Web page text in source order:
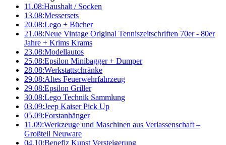
11.08:Haushalt / Socken
13.08:Messersets
20.08:Lego + Bücher
21.08:Neue Vintage Original Tenniszeitschriften 70er - 80er
Jahre + Krims Krams
23.08:Modellautos
25.08:Epsilon Minibagger + Dumper
28.08:Werkstattschränke
29.08:Altes Feuerwehrfahrzeug
29.08:Epsilon Griller
30.08:Lego Technik Sammlung
03.09:Jeep Kaiser Pick Up
05.09:Forstanhänger
11.09:Werkzeuge und Maschinen aus Verlassenschaft –
Großteil Neuware
04.10:Benefiz Kunst Versteigerung